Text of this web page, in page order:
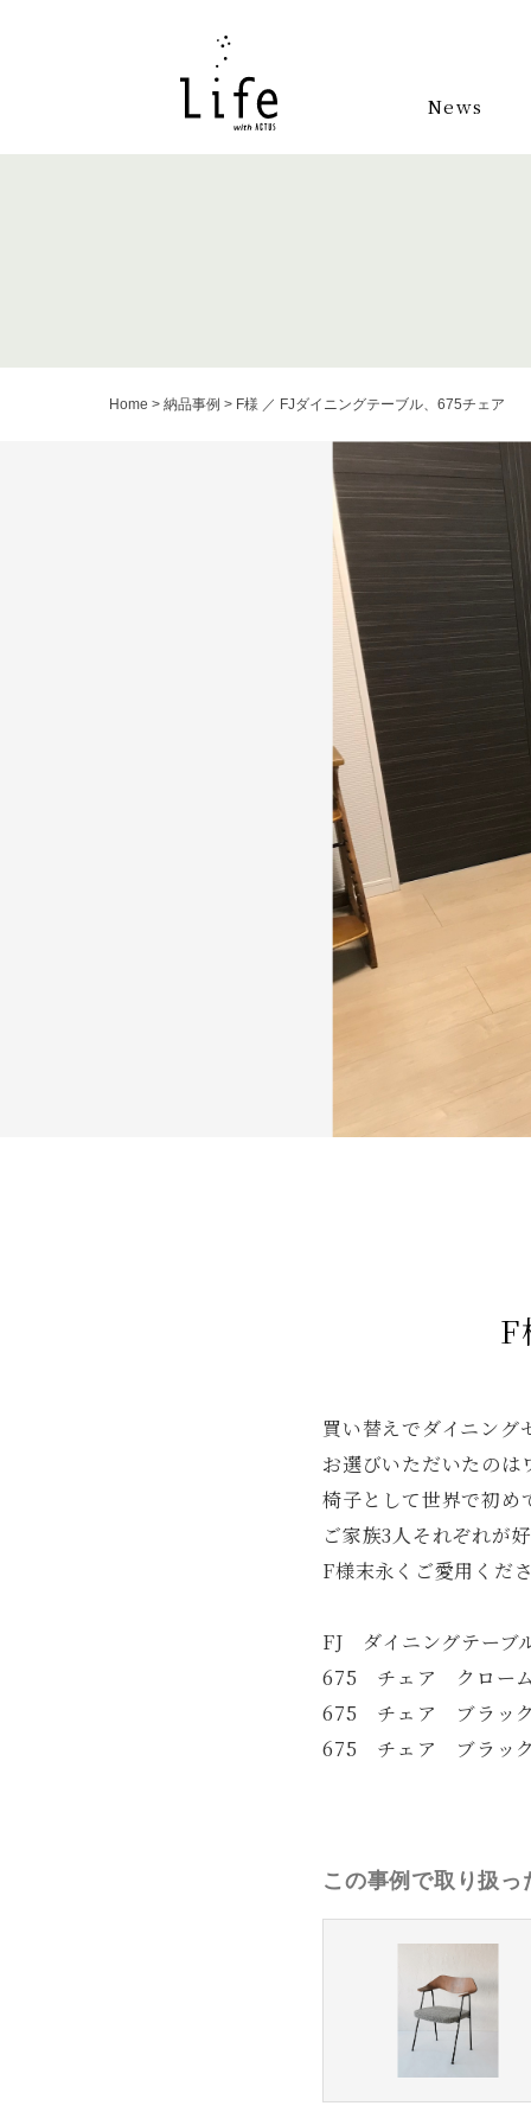
News
Home > 納品事例 > F様 ／ FJダイニングテーブル、675チェア
F
買い替えでダイニング
お選びいただいたのは
椅子として世界で初め
ご家族3人それぞれが
F様末永くご愛用くださ
FJ ダイニングテー
675 チェア クローム
675 チェア ブラック
675 チェア ブラック
この事例で取り扱っ